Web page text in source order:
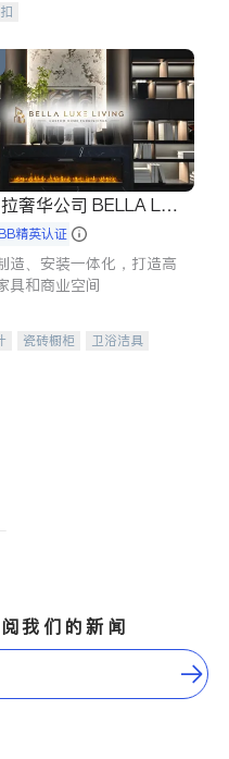
公司 BELLA LUX
精英认证
造、安装一体化，打造高
具和商业空间
瓷砖橱柜
卫浴洁具
我们的新闻